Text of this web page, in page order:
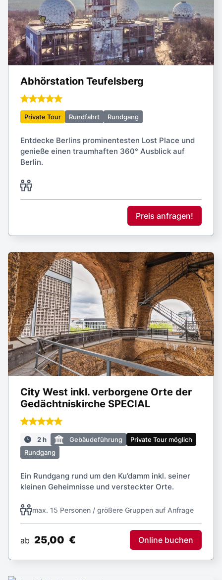
Abhörstation Teufelsberg
Private Tour Rundfahrt Rundgang
Entdecke Berlins prominentesten Lost Place und
genieße einen traumhaften 360° Ausblick auf
Berlin.
Preis anfragen!
City West inkl. verborgene Orte der
Gedächtniskirche SPECIAL
2 h Gebäudeführung
Private Tour möglich
Rundgang
Ein Rundgang rund um den Ku’damm inkl. seiner
kleinen Geheimnisse und versteckter Orte.
max. 15 Personen / größere Gruppen auf Anfrage
ab 25,00 € Online buchen